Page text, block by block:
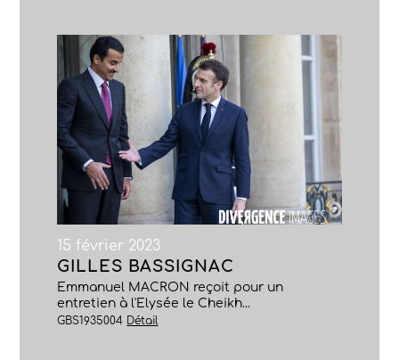
15 février 2023
GILLES BASSIGNAC
Emmanuel MACRON reçoit pour un
entretien à l'Elysée le Cheikh...
GBS1935004 Détail